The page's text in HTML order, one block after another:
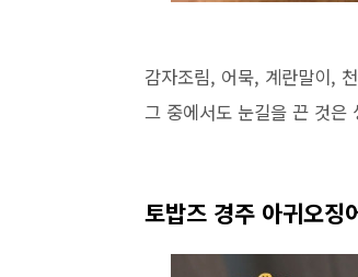
감자조림, 어묵, 계란말이,
그 중에서도 눈길을 끈 것은
토밥즈 경주 아귀오징